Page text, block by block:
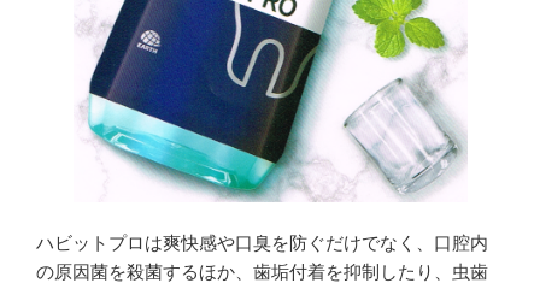
ハビットプロは爽快感や口臭を防ぐだけでなく、口腔内
の原因菌を殺菌するほか、歯垢付着を抑制したり、虫歯